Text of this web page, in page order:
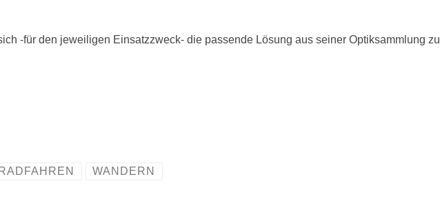
-für den jeweiligen Einsatzzweck- die passende Lösung aus seiner Optiksammlung
RADFAHREN WANDERN